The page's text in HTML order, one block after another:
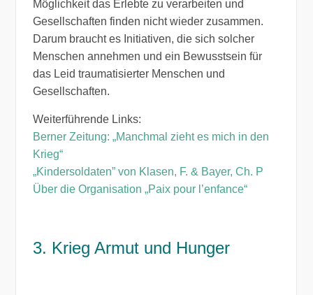
Möglichkeit das Erlebte zu verarbeiten und
Gesellschaften finden nicht wieder zusammen.
Darum braucht es Initiativen, die sich solcher
Menschen annehmen und ein Bewusstsein für
das Leid traumatisierter Menschen und
Gesellschaften.
Weiterführende Links:
Berner Zeitung: „Manchmal zieht es mich in den
Krieg“
„Kindersoldaten” von Klasen, F. & Bayer, Ch. P
Über die Organisation „Paix pour l’enfance“
3. Krieg Armut und Hunger